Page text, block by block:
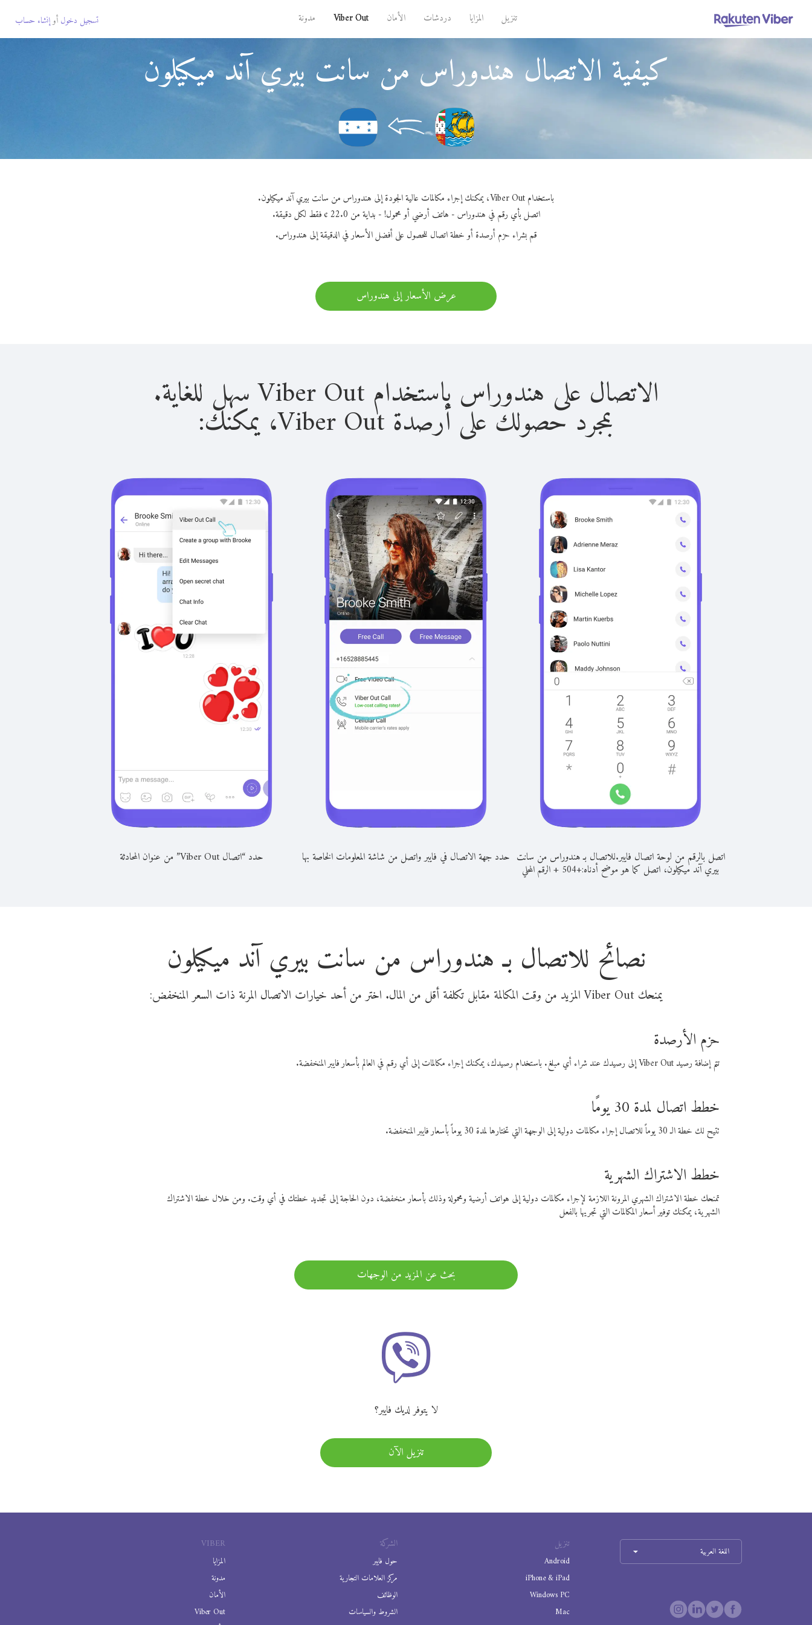
تنزيل المزايا دردشات الأمان Viber Out مدونة تسجيل دخول أوإنشاء حساب
كيفية الاتصال هندوراس من سانت بيري آند ميكيلون
باستخدام Viber Out، يمكنك إجراء مكالمات عالية الجودة إلى هندوراس من سانت بيري آند ميكيلون.
اتصل بأي رقم في هندوراس - هاتف أرضي أو محمول! - بداية من 22.0 ¢ فقط لكل دقيقة.
قم بشراء حزم أرصدة أو خطة اتصال للحصول على أفضل الأسعار في الدقيقة إلى هندوراس.
عرض الأسعار إلى هندوراس
الاتصال على هندوراس باستخدام Viber Out سهل للغاية.
بمجرد حصولك على أرصدة Viber Out، يمكنك:
اتصل بالرقم من لوحة اتصال فايبر.للاتصال بـ هندوراس من سانت
بيري آند ميكيلون، اتصل كما هو موضح أدناه:+
504
+الرقم المحلي
حدد جهة الاتصال في فايبر واتصل من شاشة المعلومات الخاصة بها حدد “اتصال Viber Out” من عنوان المحادثة
نصائح للاتصال بـ هندوراس من سانت بيري آند ميكيلون
يمنحك Viber Out المزيد من وقت المكالمة مقابل تكلفة أقل من المال. اختر من أحد خيارات الاتصال المرنة ذات السعر المنخفض:
حزم الأرصدة
تتم إضافة رصيد Viber Out إلى رصيدك عند شراء أي مبلغ. باستخدام رصيدك، يمكنك إجراء مكالمات إلى أي رقم في العالم بأسعار فايبر المنخفضة.
خطط اتصال لمدة 30 يومًا
تتيح لك خطة الـ 30 يوماً للاتصال إجراء مكالمات دولية إلى الوجهة التي تختارها لمدة 30 يوماً بأسعار فايبر المنخفضة.
خطط الاشتراك الشهرية
تمنحك خطة الاشتراك الشهري المرونة اللازمة لإجراء مكالمات دولية إلى هواتف أرضية ومحمولة وذلك بأسعار منخفضة، دون الحاجة إلى تجديد خطتك في أي وقت. ومن خلال خطة الاشتراك
الشهرية، يمكنك توفير أسعار المكالمات التي تجريها بالفعل
بحث عن المزيد من الوجهات
لا يتوفر لديك فايبر؟
تنزيل الآن
VIBER
المزايا
مدونة
الأمان
Viber Out
الشركة
حول فايبر
مركز العلامات التجارية
الوظائف
الشروط والسياسات
تنزيل
Android
iPhone & iPad
Windows PC
Mac
اللغة العربية